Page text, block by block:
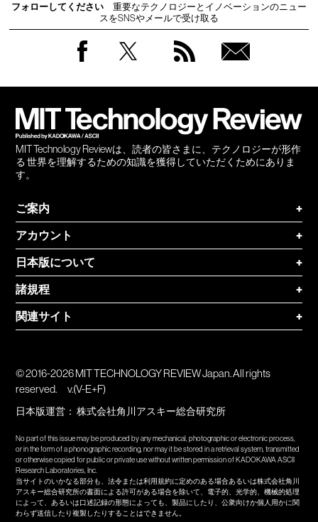
フォローしてください
重要なテクノロジーとイノベーションのニュー
スをSNSやメールで受け取る
MIT Technology Reviewは、読者の皆さまに、テクノロジーが形作
る 世界を理解するための知識を獲得していただくためにありま
す。
ご案内
+
アカウント
+
日本版について
+
諸規程
+
関連サイト
+
© 2016-2026 MIT TECHNOLOGY REVIEW Japan. All rights
reserved.
v.(V-E+F)
日本版運営：株式会社角川アスキー総合研究所
No part of this issue may be produced by any mechanical, photographic or electronic process,
or in the form of a phonographic recording, nor may it be stored in a retrieval system, transmitted
or otherwise copied for public or private use without written permission of KADOKAWA ASCII
Research Laboratories, Inc.
当サイトのいかなる部分も、法令または利用規約に定めのある場合あるいは株式会社角川
アスキー総合研究所の書面による許可がある場合を除いて、電子的、光学的、機械的処理
によって、あるいは口述記録の形態によっても、製品にしたり、公衆向けか個人用かに関
わらず送信したり複製したりすることはできません。